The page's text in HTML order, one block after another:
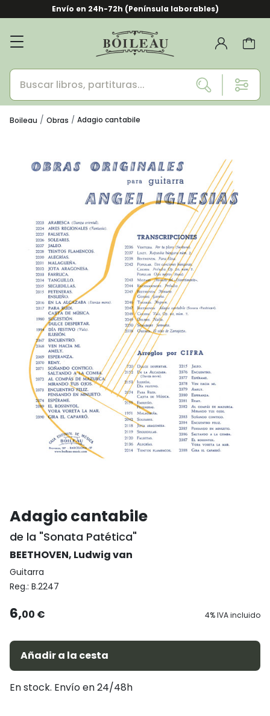
Envío en 24h-72h (Península laborables)
Boileau Obras Adagio cantabile
Adagio cantabile
de la "Sonata Patética"
BEETHOVEN, Ludwig van
Guitarra
Reg.: B.2247
6,00 € 4% IVA incluido
Añadir a la cesta
En stock. Envío en 24/48h